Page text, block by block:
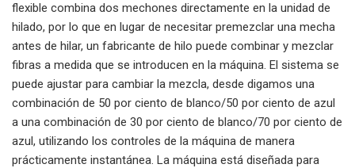
flexible combina dos mechones directamente en la unidad de
hilado, por lo que en lugar de necesitar premezclar una mecha
antes de hilar, un fabricante de hilo puede combinar y mezclar
fibras a medida que se introducen en la máquina. El sistema se
puede ajustar para cambiar la mezcla, desde digamos una
combinación de 50 por ciento de blanco/50 por ciento de azul
a una combinación de 30 por ciento de blanco/70 por ciento de
azul, utilizando los controles de la máquina de manera
prácticamente instantánea. La máquina está diseñada para